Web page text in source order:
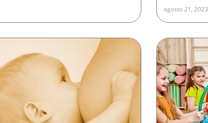
agosto 21, 2023